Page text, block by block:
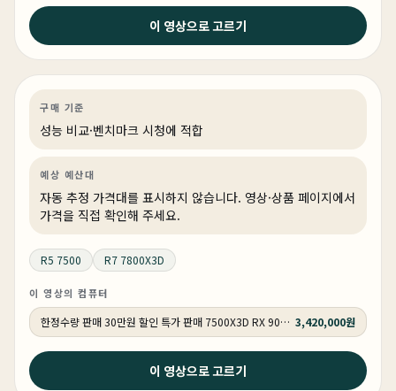
이 영상으로 고르기
2026년 4월 15일
7500X3D 9700X 그런데 7800X3D까지... (가성비 최고
의 QHD 컴퓨터 견적/ 붉은사막 추천)
구매 기준
성능 비교·벤치마크 시청에 적합
예상 예산대
자동 추정 가격대를 표시하지 않습니다. 영상·상품 페이지에서
가격을 직접 확인해 주세요.
R5 7500 R7 7800X3D
이 영상의 컴퓨터
한정수량 판매 30만원 할인 특가 판매 7500X3D RX 9070 GY502 3,420,000원
이 영상으로 고르기
2026년 4월 13일
요즘 게이밍PC 이정도면 충분한 이유 #조립컴퓨터 #가성